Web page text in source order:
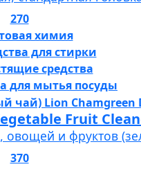
270
химия
для стирки
средства
для мытья посуды
Lion Chamgreen Dish,
овощей и фруктов
370